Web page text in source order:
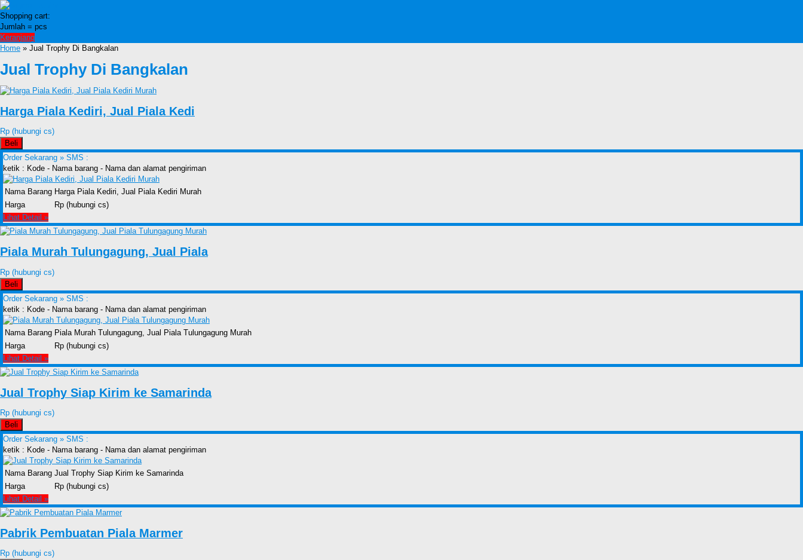
Shopping cart:
Jumlah = pcs
Keranjang
Home » Jual Trophy Di Bangkalan
Jual Trophy Di Bangkalan
Harga Piala Kediri, Jual Piala Kedi
Rp (hubungi cs)
Beli
Order Sekarang » SMS :
ketik : Kode - Nama barang - Nama dan alamat pengiriman
Nama Barang Harga Piala Kediri, Jual Piala Kediri Murah
Harga
Rp (hubungi cs)
Lihat Detail »
Piala Murah Tulungagung, Jual Piala
Rp (hubungi cs)
Beli
Order Sekarang » SMS :
ketik : Kode - Nama barang - Nama dan alamat pengiriman
Nama Barang Piala Murah Tulungagung, Jual Piala Tulungagung Murah
Harga
Rp (hubungi cs)
Lihat Detail »
Jual Trophy Siap Kirim ke Samarinda
Rp (hubungi cs)
Beli
Order Sekarang » SMS :
ketik : Kode - Nama barang - Nama dan alamat pengiriman
Nama Barang Jual Trophy Siap Kirim ke Samarinda
Harga
Rp (hubungi cs)
Lihat Detail »
Pabrik Pembuatan Piala Marmer
Rp (hubungi cs)